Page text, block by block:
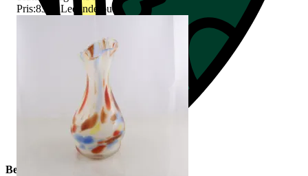
Beskrivning
Pris:83 kr ,Ledande bud